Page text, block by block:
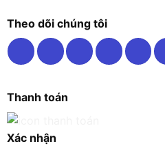
Theo dõi chúng tôi
Thanh toán
Xác nhận